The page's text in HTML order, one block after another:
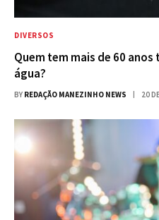
DIVERSOS
Quem tem mais de 60
água?
BY REDAÇÃO MANEZINHO NEWS 20